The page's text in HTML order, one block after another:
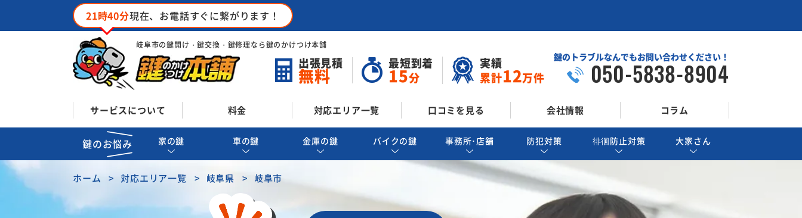
21時40分現在、お電話すぐに繋がります！
岐阜市の鍵開け・鍵交換・鍵修理なら鍵のかけつけ本舗
出張見積
無料
最短到着
15分
実績
累計12万件
鍵のトラブルなんでもお問い合わせください！
050-5838-8904
サービスについて 料金 対応エリア一覧 口コミを見る 会社情報 コラム
鍵のお悩み 家の鍵 車の鍵 金庫の鍵 バイクの鍵 事務所･店舗 防犯対策 徘徊防止対策 大家さん
ホーム 対応エリア一覧 岐阜県 岐阜市